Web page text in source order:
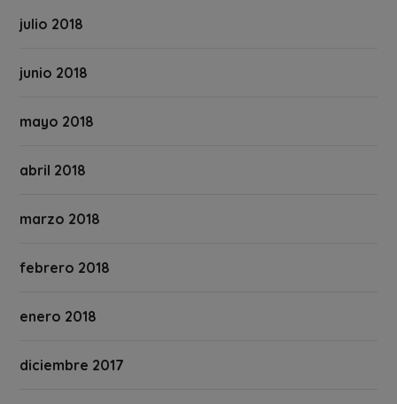
julio 2018
junio 2018
mayo 2018
abril 2018
marzo 2018
febrero 2018
enero 2018
diciembre 2017